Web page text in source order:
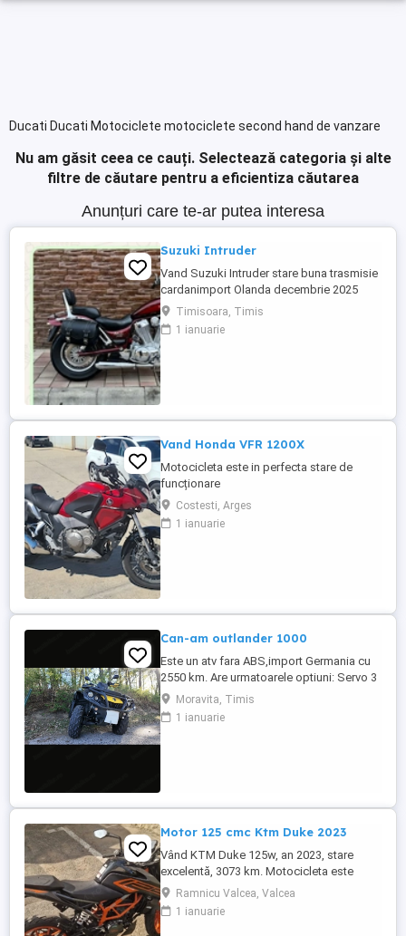
Ducati Ducati Motociclete motociclete second hand de vanzare
Nu am găsit ceea ce cauți. Selectează categoria și alte
filtre de căutare pentru a eficientiza căutarea
Anunțuri care te-ar putea interesa
Suzuki Intruder
Vand Suzuki Intruder stare buna trasmisie
cardanimport Olanda decembrie 2025
inmatriculat RO IN FEBRUARIE Nu raspund
la mesaje.Schimb cu ATV plus sau minus
diferenta
Timisoara, Timis
1 ianuarie
Vand Honda VFR 1200X
Motocicleta este in perfecta stare de
funcționare
Costesti, Arges
1 ianuarie
Can-am outlander 1000
Este un atv fara ABS,import Germania cu
2550 km. Are urmatoarele optiuni: Servo 3
nivele Suspensie FOX cu rebound Bullbar
fata Bullbar spate Handguardurile Can am
Jante beadlock
Moravita, Timis
1 ianuarie
Motor 125 cmc Ktm Duke 2023
Vând KTM Duke 125w, an 2023, stare
excelentă, 3073 km. Motocicleta este
ideală pentru începători sau pentru oraș.
Fără daune, lovituri!
Ramnicu Valcea, Valcea
1 ianuarie